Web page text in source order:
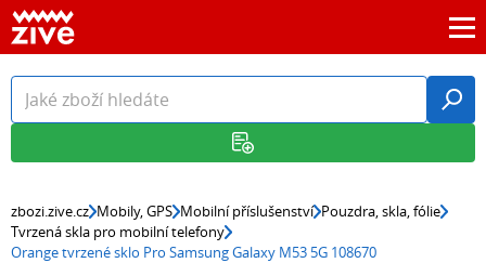
zbozi.zive.cz Mobily, GPS Mobilní příslušenství Pouzdra, skla, fólie
Tvrzená skla pro mobilní telefony
Orange tvrzené sklo Pro Samsung Galaxy M53 5G 108670